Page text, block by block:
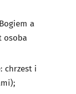
a
osoba
chrzest i